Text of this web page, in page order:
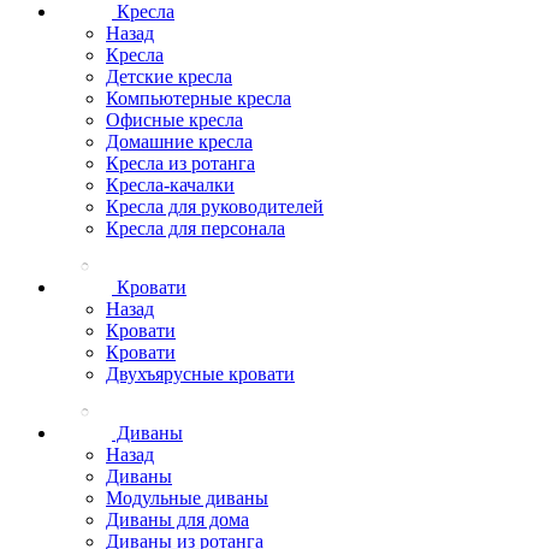
Кресла
Назад
Кресла
Детские кресла
Компьютерные кресла
Офисные кресла
Домашние кресла
Кресла из ротанга
Кресла-качалки
Кресла для руководителей
Кресла для персонала
Кровати
Назад
Кровати
Кровати
Двухъярусные кровати
Диваны
Назад
Диваны
Модульные диваны
Диваны для дома
Диваны из ротанга